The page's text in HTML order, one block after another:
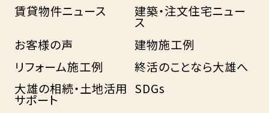
賃貸物件ニュース
建築・注文住宅ニュー
ス
お客様の声
建物施工例
リフォーム施工例
終活のことなら大雄へ
大雄の相続・土地活用
サポート
SDGs